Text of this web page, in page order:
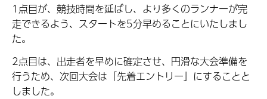
1点目が、競技時間を延ばし、より多くのランナーが完
走できるよう、スタートを5分早めることにいたしまし
た。
2点目は、出走者を早めに確定させ、円滑な大会準備を
行うため、次回大会は「先着エントリー」にすることと
しました。